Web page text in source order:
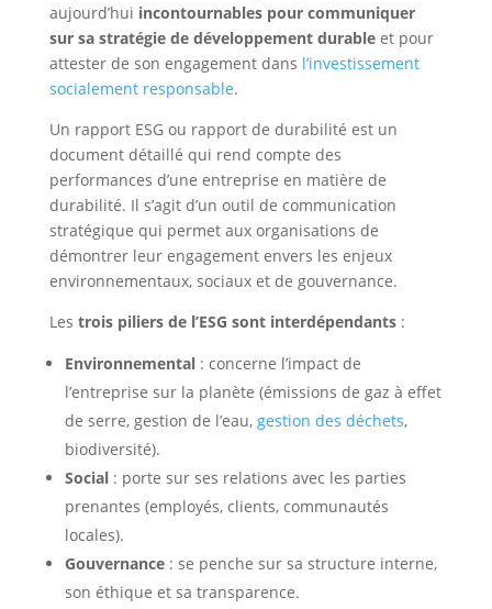
aujourd’hui incontournables pour communiquer
sur sa stratégie de développement durable et pour
attester de son engagement dans l’investissement
socialement responsable.
Un rapport ESG ou rapport de durabilité est un
document détaillé qui rend compte des
performances d’une entreprise en matière de
durabilité. Il s’agit d’un outil de communication
stratégique qui permet aux organisations de
démontrer leur engagement envers les enjeux
environnementaux, sociaux et de gouvernance.
Les trois piliers de l’ESG sont interdépendants:
Environnemental: concerne l’impact de
l’entreprise sur la planète (émissions de gaz à effet
de serre, gestion de l’eau, gestion des déchets,
biodiversité).
Social: porte sur ses relations avec les parties
prenantes (employés, clients, communautés
locales).
Gouvernance: se penche sur sa structure interne,
son éthique et sa transparence.